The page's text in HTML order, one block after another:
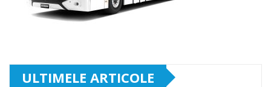
ULTIMELE ARTICOLE